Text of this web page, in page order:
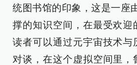
统图书馆的印象，这是一座
撑的知识空间，在最受欢迎
读者可以通过元宇宙技术与
对谈，在这个虚拟空间里，